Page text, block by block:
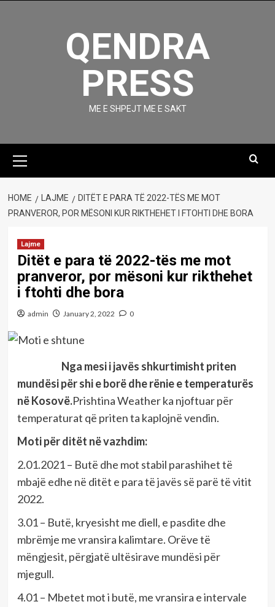
QENDRA
PRESS
ME E SHPEJT ME E SAKT
Menu
HOME LAJME
DITËT E PARA TË 2022-TËS ME MOT
PRANVEROR, POR MËSONI KUR RIKTHEHET I FTOHTI DHE BORA
Lajme
Ditët e para të 2022-tës me mot
pranveror, por mësoni kur rikthehet
i ftohti dhe bora
admin January 2, 2022 0
Nga mesi i javës shkurtimisht priten
mundësi për shi e borë dhe rënie e temperaturës
në Kosovë.Prishtina Weather ka njoftuar për
temperaturat që priten ta kaplojnë vendin.
Moti për ditët në vazhdim:
2.01.2021 – Butë dhe mot stabil parashihet të
mbajë edhe në ditët e para të javës së parë të vitit
2022.
3.01 – Butë, kryesisht me diell, e pasdite dhe
mbrëmje me vransira kalimtare. Orëve të
mëngjesit, përgjatë ultësirave mundësi për
mjegull.
4.01 – Mbetet mot i butë, me vransira e intervale